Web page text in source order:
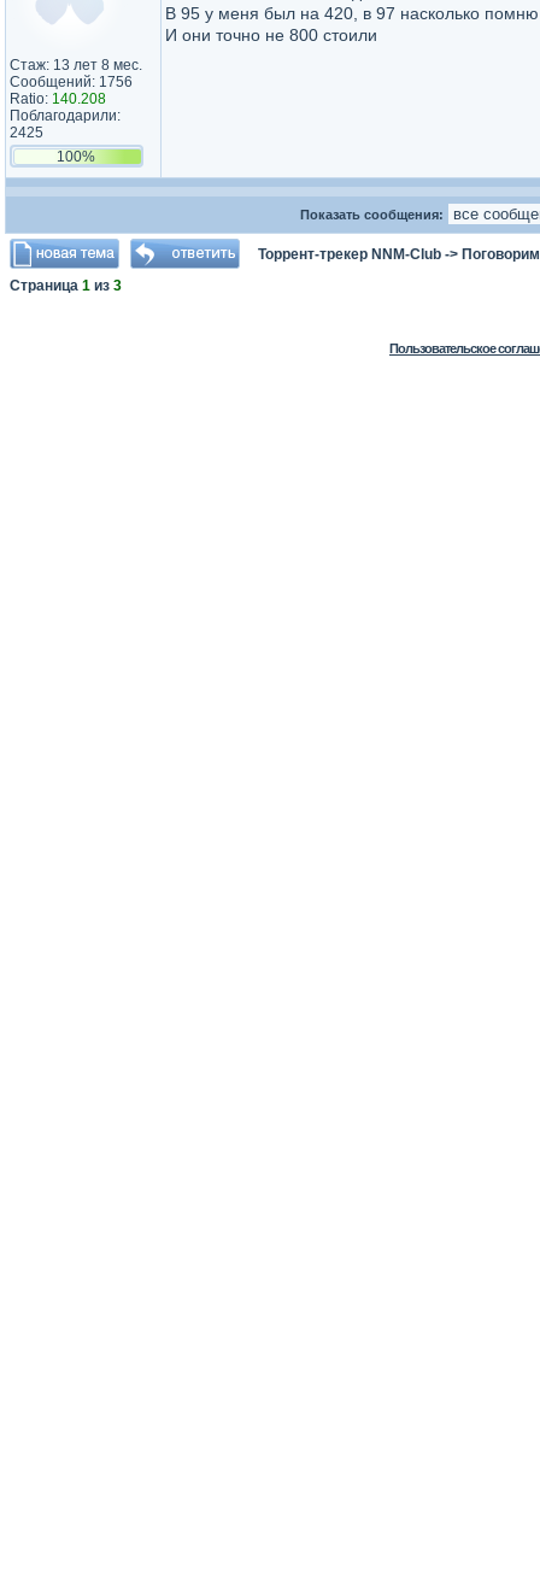
Стаж: 13 лет 8 мес.
Сообщений: 1756
Ratio: 140.208
Поблагодарили:
2425
100%
В 95 у меня был на 420, в 97 насколько
И они точно не 800 стоили
Показать сообщения:
Торрент-трекер NNM-Club -> Поговорим
Страница 1 из 3
Пользовательское